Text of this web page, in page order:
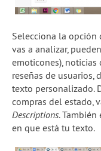
Selecciona la opción
vas a analizar,
emoticones), noticias
reseñas de usuarios,
texto personalizado.
compras del estado,
Descriptions.
en que está tu texto.